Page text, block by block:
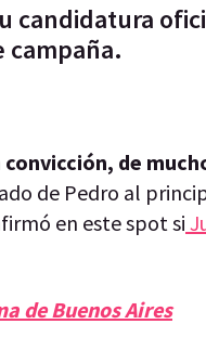
candidatura
campaña.
de
de Pedro al
en este spot si
de Buenos Aires